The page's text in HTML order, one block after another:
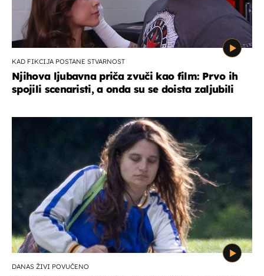
KAD FIKCIJA POSTANE STVARNOST
Njihova ljubavna priča zvuči kao film: Prvo ih
spojili scenaristi, a onda su se doista zaljubili
DANAS ŽIVI POVUČENO